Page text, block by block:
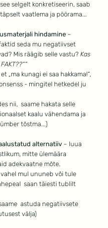
selgelt konkretiseerin, saab
vaatlema ja pöörama...
hindamine –
seda mu negatiivset
Mis räägib selle vastu? Kas
„ma kunagi ei saa hakkama!“,
- mingitel hetkedel ju
nii,  saame hakata selle
kaalu vähendama ja
tõstma...)
alternatiiv – luua
mitte ülemäära
adekvaatne mõte.
vahel mul ununeb või tule
saan täiesti tublilt
astuda negatiivsete
välja)